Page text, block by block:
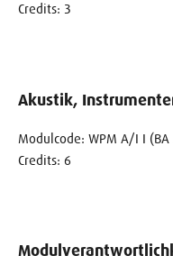
Credits: 3
Akustik,
Modulcode: WPM A/I I (BA
Credits: 6